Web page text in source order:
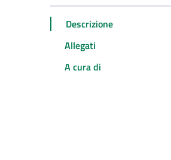
Descrizione
Allegati
A cura di